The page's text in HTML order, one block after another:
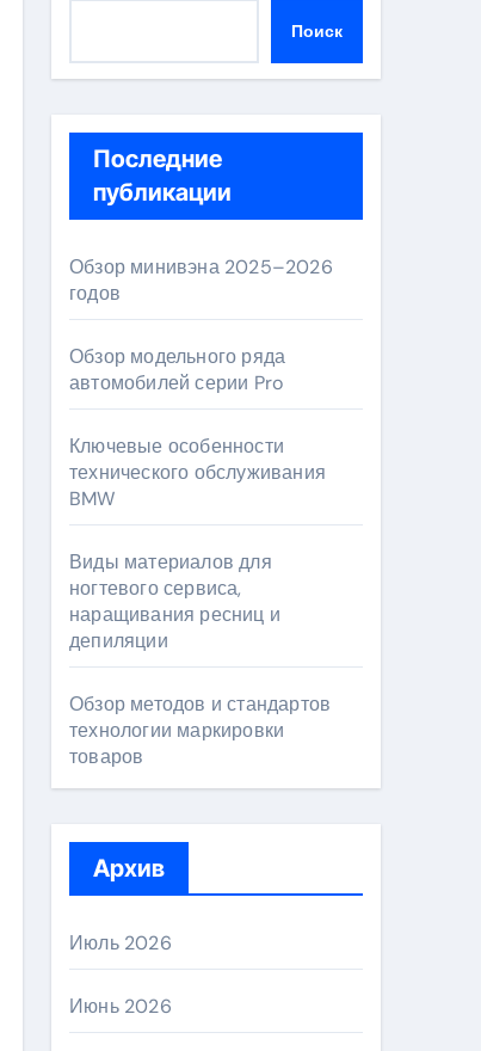
Поиск
Последние
публикации
Обзор минивэна 2025–2026
годов
Обзор модельного ряда
автомобилей серии Pro
Ключевые особенности
технического обслуживания
BMW
Виды материалов для
ногтевого сервиса,
наращивания ресниц и
депиляции
Обзор методов и стандартов
технологии маркировки
товаров
Архив
Июль 2026
Июнь 2026